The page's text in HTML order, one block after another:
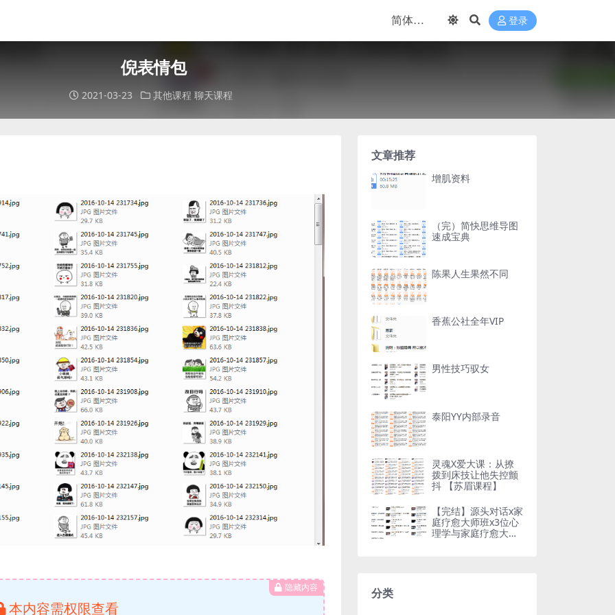
登录
倪表情包
2021-03-23 其他课程 聊天课程
隐藏内容
本内容需权限查看
文章推荐
增肌资料
（完）简快思维导图
速成宝典
陈果人生果然不同
香蕉公社全年VIP
男性技巧驭女
泰阳YY内部录音
灵魂X爱大课：从撩
拨到床技让他失控颤
抖 【苏眉课程】
【完结】源头对话x家
庭疗愈大师班x3位心
理学与家庭疗愈大师
分类